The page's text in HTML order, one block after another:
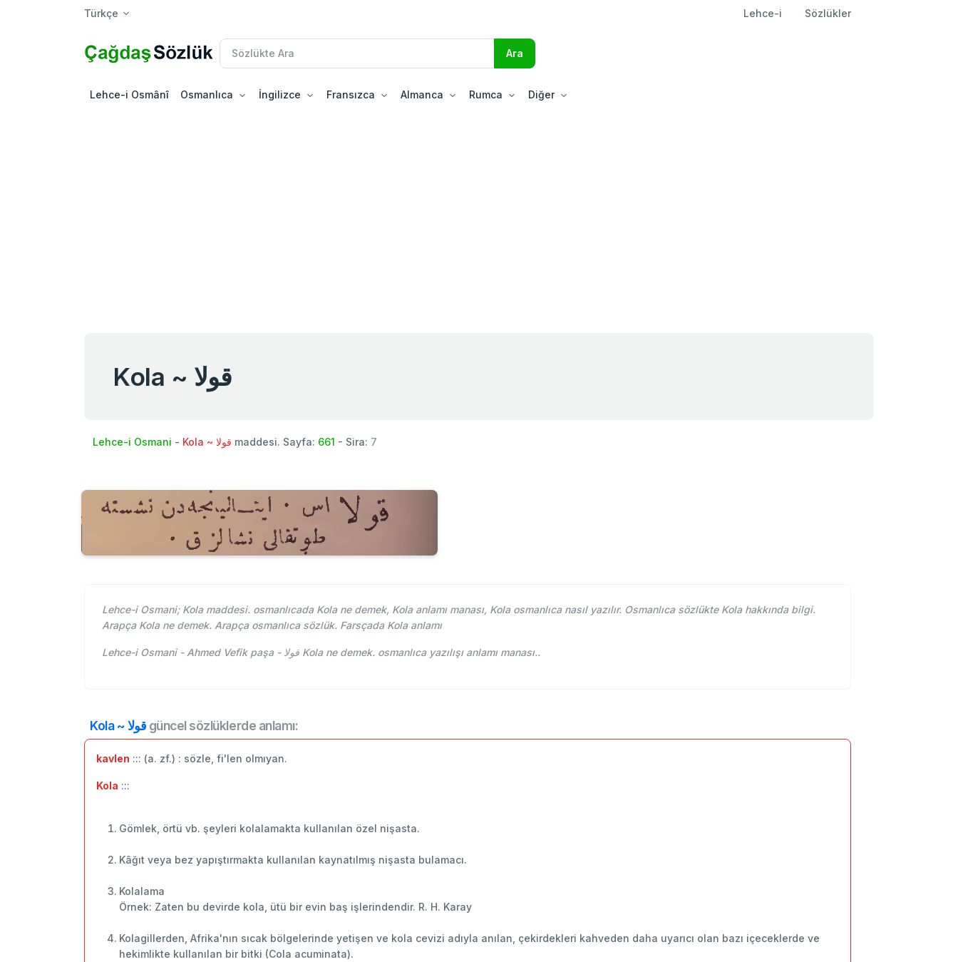
Türkçe Lehce-i Sözlükler
Lehce-i Osmânî Osmanlıca İngilizce Fransızca Almanca Rumca Diğer
Kola ~ قولا
Lehce-i Osmani - Kola ~ قولا maddesi. Sayfa: 661 - Sira: 7
Lehce-i Osmani; Kola maddesi. osmanlıcada Kola ne demek, Kola anlamı manası, Kola osmanlıca nasıl yazılır. Osmanlıca sözlükte Kola hakkında bilgi.
Arapça Kola ne demek. Arapça osmanlıca sözlük. Farsçada Kola anlamı
Lehce-i Osmani - Ahmed Vefik paşa - قولا Kola ne demek. osmanlıca yazılışı anlamı manası..
Kola ~ قولا güncel sözlüklerde anlamı:
kavlen ::: (a. zf.) : sözle, fi'len olmıyan.
Kola :::
Gömlek, örtü vb. şeyleri kolalamakta kullanılan özel nişasta.
Kâğıt veya bez yapıştırmakta kullanılan kaynatılmış nişasta bulamacı.
Kolalama
Örnek: Zaten bu devirde kola, ütü bir evin baş işlerindendir. R. H. Karay
Kolagillerden, Afrika'nın sıcak bölgelerinde yetişen ve kola cevizi adıyla anılan, çekirdekleri kahveden daha uyarıcı olan bazı içeceklerde ve
hekimlikte kullanılan bir bitki (Cola acuminata).